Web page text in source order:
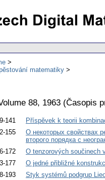
matematiky
88, 1963 (Časopis
141
Příspěvek k teorii
155
О некоторых свойствах
второго порядка с
172
O tenzorových součinech
177
O jedné přibližné
193
Styk systémů podgrup